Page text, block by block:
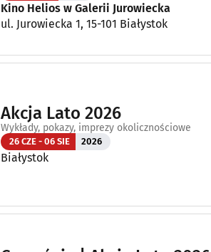
Kino Helios w Galerii Jurowiecka
ul. Jurowiecka 1, 15-101 Białystok
Akcja Lato 2026
Wykłady, pokazy, imprezy okolicznościowe
26 CZE - 06 SIE 2026
Białystok